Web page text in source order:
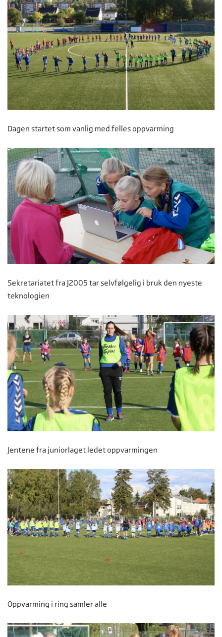
Dagen startet som vanlig med felles oppvarming
Sekretariatet fra J2005 tar selvfølgelig i bruk den nyeste
teknologien
Jentene fra juniorlaget ledet oppvarmingen
Oppvarming i ring samler alle